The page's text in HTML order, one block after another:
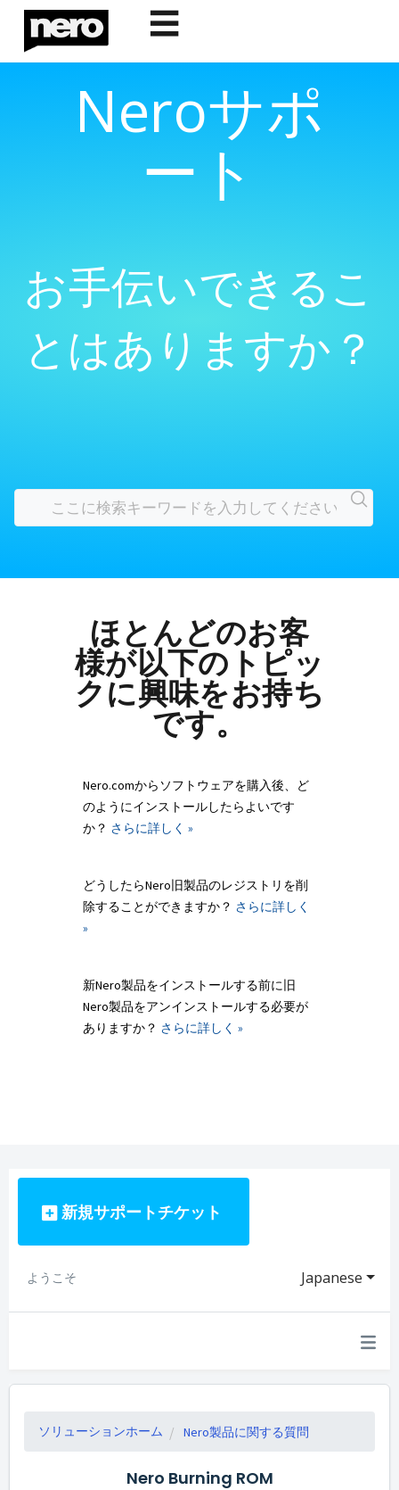
☰
Neroサポ
ート
お手伝いできるこ
とはありますか？
ほとんどのお客
様が以下のトピッ
クに興味をお持ち
です。
Nero.comからソフトウェアを購入後、ど
のようにインストールしたらよいです
か？ さらに詳しく »
どうしたらNero旧製品のレジストリを削
除することができますか？ さらに詳しく
»
新Nero製品をインストールする前に旧
Nero製品をアンインストールする必要が
ありますか？ さらに詳しく »
新規サポートチケット
Japanese
ようこそ
ソリューションホーム Nero製品に関する質問
Nero Burning ROM